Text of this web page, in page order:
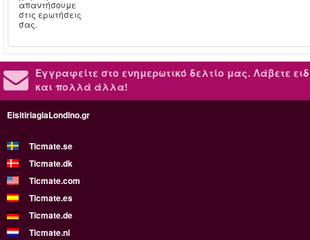
απαντήσουμε
στις ερωτήσεις
σας.
Εγγραφείτε στο ενημερωτικό δελτίο μας. Λάβετε
και πολλά άλλα!
EisitiriagiaLondino.gr
Ticmate.se
Ticmate.dk
Ticmate.com
Ticmate.es
Ticmate.de
Ticmate.nl